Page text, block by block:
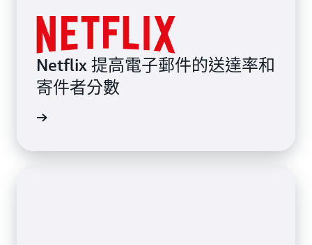
Netflix 提高電子郵件的送達率和
寄件者分數